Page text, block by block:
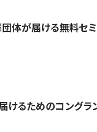
体が届ける無料セ
けるためのコングラ